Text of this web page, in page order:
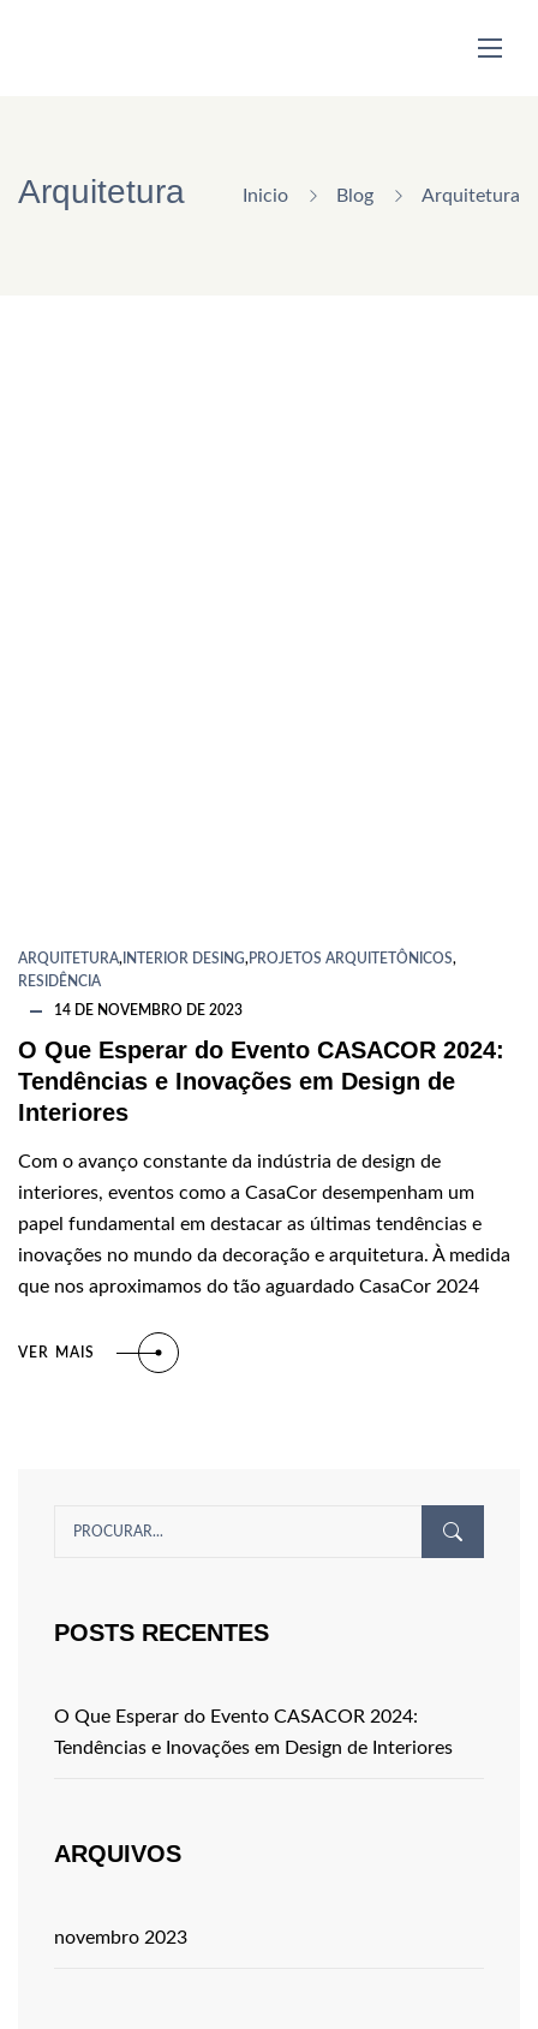
Arquitetura Inicio Blog Arquitetura
ARQUITETURA, INTERIOR DESING, PROJETOS ARQUITETÔNICOS,
RESIDÊNCIA
14 DE NOVEMBRO DE 2023
O Que Esperar do Evento CASACOR 2024:
Tendências e Inovações em Design de
Interiores
Com o avanço constante da indústria de design de
interiores, eventos como a CasaCor desempenham um
papel fundamental em destacar as últimas tendências e
inovações no mundo da decoração e arquitetura. À medida
que nos aproximamos do tão aguardado CasaCor 2024
VER MAIS
POSTS RECENTES
O Que Esperar do Evento CASACOR 2024:
Tendências e Inovações em Design de Interiores
ARQUIVOS
novembro 2023